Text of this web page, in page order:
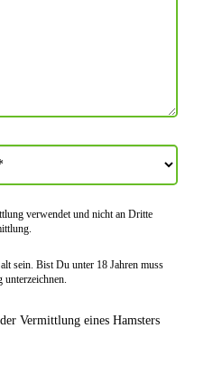
verwendet und nicht an Dritte
sein. Bist Du unter 18 Jahren muss
unter­zeichnen.
Vermittlung eines Hamsters